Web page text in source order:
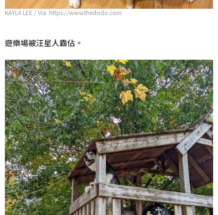
KAYLA LEE / Via https://www.thedodo.com
遊樂場被汪星人霸佔。